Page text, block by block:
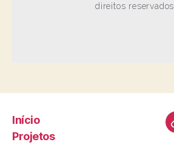
direitos reservados.
Início
Projetos